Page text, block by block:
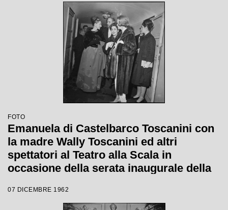
FOTO
Emanuela di Castelbarco Toscanini con
la madre Wally Toscanini ed altri
spettatori al Teatro alla Scala in
occasione della serata inaugurale della
Trovatore" di Giuseppe Verdi, diretta da
07 DICEMBRE 1962